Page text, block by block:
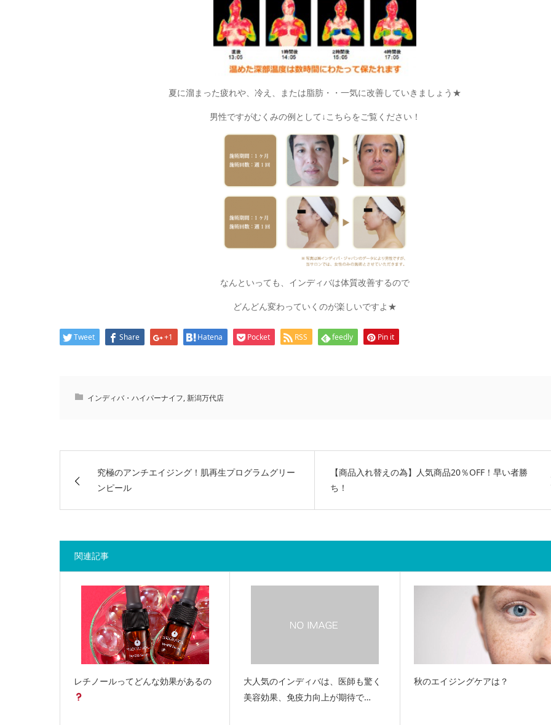
夏に溜まった疲れや、冷え、または脂肪・・一気に改善していきましょう★
男性ですがむくみの例として↓こちらをご覧ください！
なんといっても、インディバは体質改善するので
どんどん変わっていくのが楽しいですよ★
Tweet Share +1 Hatena Pocket RSS feedly Pin it
インディバ・ハイパーナイフ,新潟万代店
究極のアンチエイジング！肌再生プログラムグリー
ンピール
【商品入れ替えの為】人気商品20％OFF！早い者勝
ち！
関連記事
レチノールってどんな効果があるの
大人気のインディバは、医師も驚く
美容効果、免疫力向上が期待で…
秋のエイジングケアは？